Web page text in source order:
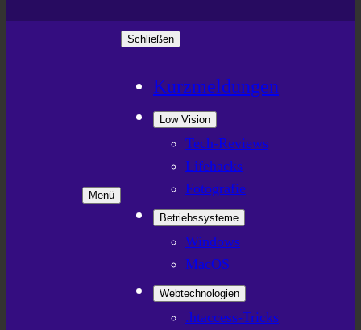
Menü
Schließen
Kurzmeldungen
Low Vision
Tech-Reviews
Lifehacks
Fotografie
Betriebssysteme
Windows
MacOS
Webtechnologien
.htaccess-Tricks